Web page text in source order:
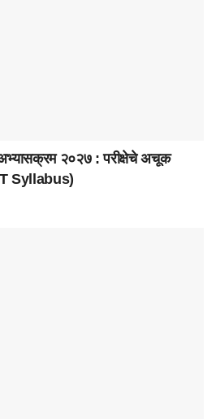
अभ्यासक्रम २०२७ : परीक्षेचे अचूक
Syllabus)